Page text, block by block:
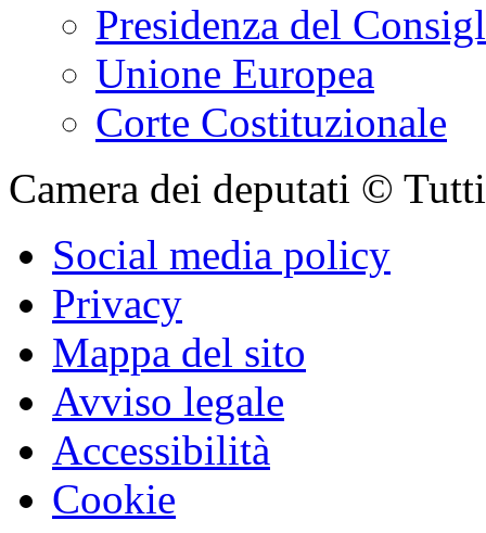
Parlamento in seduta
Organismi bicamerali
Rapporti
Polo bibliotecario
Normattiva: il portale
Altre istituzioni
Presidenza della
Presidenza del
Unione Europea
Corte Costituzionale